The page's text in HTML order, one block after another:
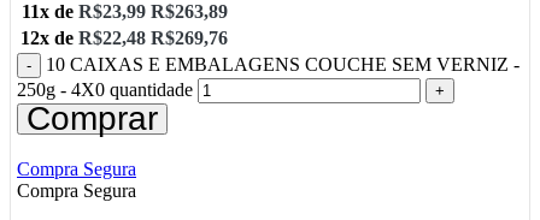
11x de R$23,99 R$263,89
12x de R$22,48 R$269,76
10 CAIXAS E EMBALAGENS COUCHE SEM VERNIZ -
250g - 4X0 quantidade
Comprar
Compra Segura
Compra Segura